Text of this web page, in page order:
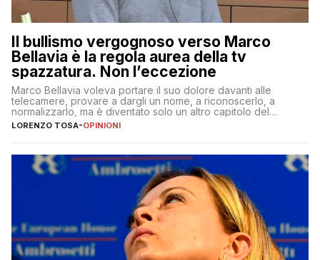
Il bullismo vergognoso verso Marco
Bellavia è la regola aurea della tv
spazzatura. Non l’eccezione
Marco Bellavia voleva portare il suo dolore davanti alle
telecamere, provare a dargli un nome, a riconoscerlo, a
normalizzarlo, ma è diventato solo un altro capitolo del
copione
LORENZO TOSA-OPINIONI